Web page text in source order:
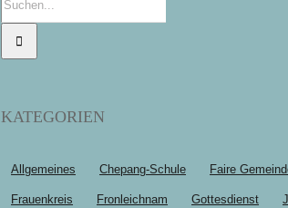
nach:
KATEGORIEN
Allgemeines Chepang-Schule Faire
Frauenkreis Fronleichnam Gottesdienst